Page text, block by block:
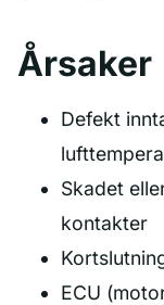
Årsaker
Defekt
Skadet
kontakter
ECU